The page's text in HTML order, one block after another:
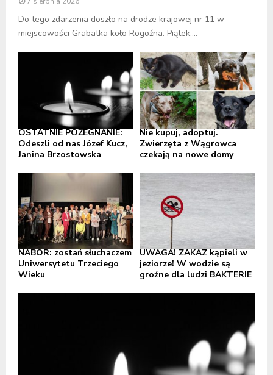
Do tego zdarzenia doszło na drodze krajowej nr 11 w
miejscowości Grabatka koło Rogoźna. Piątek,...
OSTATNIE POŻEGNANIE:
Odeszli od nas Józef Kucz,
Janina Brzostowska
Nie kupuj, adoptuj.
Zwierzęta z Wągrowca
czekają na nowe domy
NABÓR: zostań słuchaczem
Uniwersytetu Trzeciego
Wieku
UWAGA! ZAKAZ kąpieli w
jeziorze! W wodzie są
groźne dla ludzi BAKTERIE